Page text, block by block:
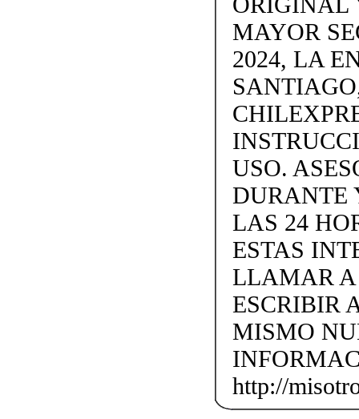
MAYOR
2024, LA
USO.
DURANTE
LAS 24
ESTAS
LLAMAR A
ESCRIBIR
MISMO
http://